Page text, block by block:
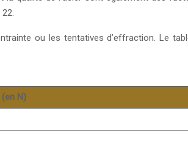
ou les tentatives d’effraction. Le
N)